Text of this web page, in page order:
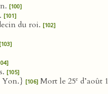
[100]
[101]
du roi. [102]
[103]
[105]
Yon.} [106] Mort le 25e d’août